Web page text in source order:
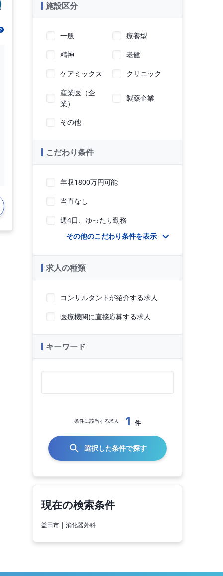
施設区分
一般
療養型
精神
老健
ケアミックス
クリニック
産業医（企
業）
製薬企業
その他
こだわり条件
年収1800万円可能
当直なし
週4日、ゆったり勤務
その他のこだわり条件を表示
求人の種類
コンサルタントが紹介する求人
医療機関に直接応募する求人
キーワード
条件に該当する求人 1 件
選択した条件で探す
現在の検索条件
益田市 | 消化器外科